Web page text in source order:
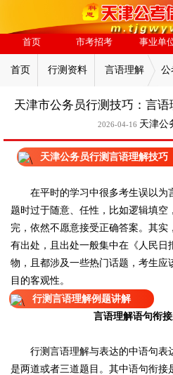
首页 市考招考 事业单
首页 行测资料 言语理解 公
天津市公务员行测技巧：言
2026-04-16 天津公
天津公务员行测言语理解技巧
在平时的学习中很多考生误以为
题时过于随意、任性，比如逻辑填空
完，依然不愿意接受正确答案。其实
有出处，且出处一般集中在《人民日
物，且都涉及一些热门话题，考生应
目的客观性。
行测言语理解例题讲解
言语理解语句衔
行测言语理解与表达的中语句表
是两道或者三道题目。其中语句衔接